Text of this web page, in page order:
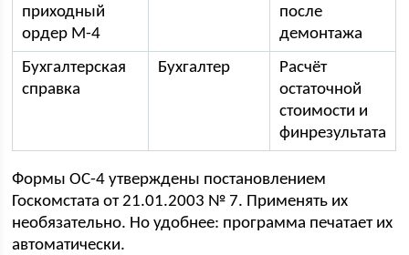
приходный
ордер М-4
после
демонтажа
Бухгалтерская
справка
Бухгалтер
Расчёт
остаточной
стоимости и
финрезультата
Формы ОС-4 утверждены постановлением
Госкомстата от 21.01.2003 № 7. Применять их
необязательно. Но удобнее: программа печатает их
автоматически.